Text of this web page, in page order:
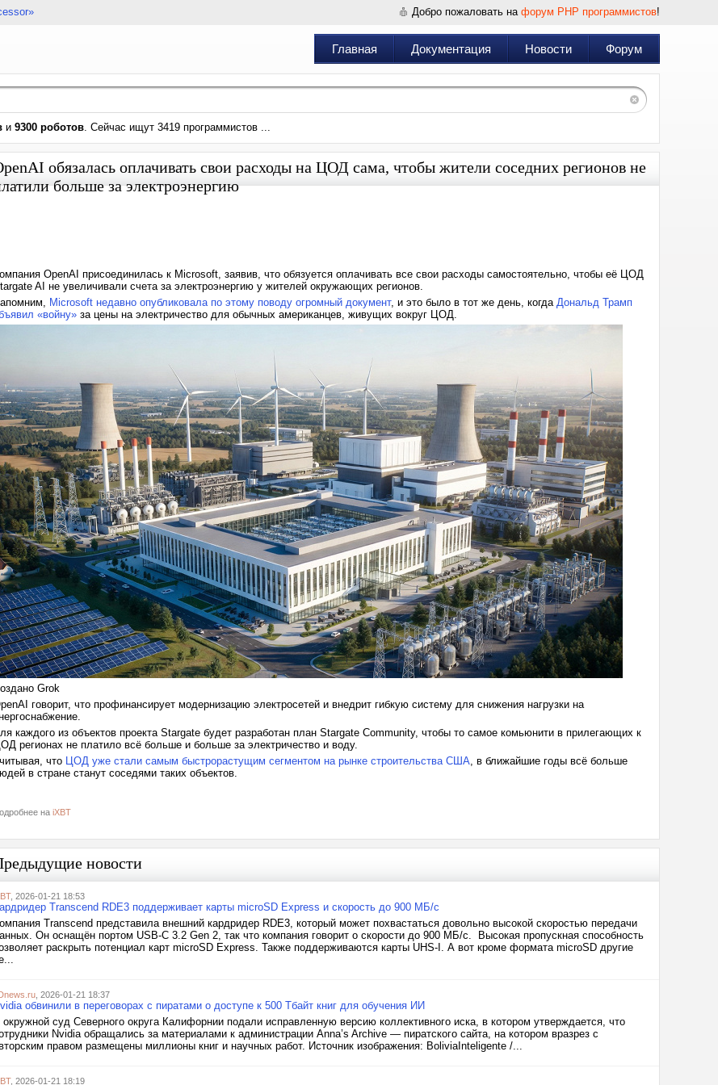
Добро пожаловать на форум PHP программистов!
Главная Документация Новости Форум
и 9300 роботов. Сейчас ищут 3419 программистов ...
обязалась оплачивать свои расходы на ЦОД сама, чтобы жители соседних регионов не
больше за электроэнергию
OpenAI присоединилась к Microsoft, заявив, что обязуется оплачивать все свои расходы самостоятельно, чтобы её ЦОД
AI не увеличивали счета за электроэнергию у жителей окружающих регионов.
Microsoft недавно опубликовала по этому поводу огромный документ, и это было в тот же день, когда Дональд Трамп
«войну» за цены на электричество для обычных американцев, живущих вокруг ЦОД.
Grok
говорит, что профинансирует модернизацию электросетей и внедрит гибкую систему для снижения нагрузки на
каждого из объектов проекта Stargate будет разработан план Stargate Community, чтобы то самое комьюнити в прилегающих к
регионах не платило всё больше и больше за электричество и воду.
что ЦОД уже стали самым быстрорастущим сегментом на рынке строительства США, в ближайшие годы всё больше
в стране станут соседями таких объектов.
на iXBT
новости
, 2026-01-21 18:53
Transcend RDE3 поддерживает карты microSD Express и скорость до 900 МБ/с
Transcend представила внешний кардридер RDE3, который может похвастаться довольно высокой скоростью передачи
Он оснащён портом USB-C 3.2 Gen 2, так что компания говорит о скорости до 900 МБ/с. Высокая пропускная способность
раскрыть потенциал карт microSD Express. Также поддерживаются карты UHS-I. А вот кроме формата microSD другие
, 2026-01-21 18:37
обвинили в переговорах с пиратами о доступе к 500 Тбайт книг для обучения ИИ
окружной суд Северного округа Калифорнии подали исправленную версию коллективного иска, в котором утверждается, что
Nvidia обращались за материалами к администрации Anna’s Archive — пиратского сайта, на котором вразрез с
правом размещены миллионы книг и научных работ. Источник изображения: BoliviaInteligente /...
, 2026-01-21 18:19